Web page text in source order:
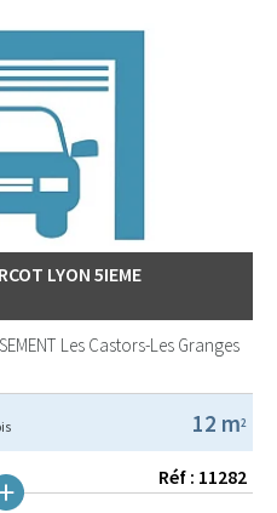
LYON 5IEME
Les Castors-Les Granges
12 m2
Réf : 11282